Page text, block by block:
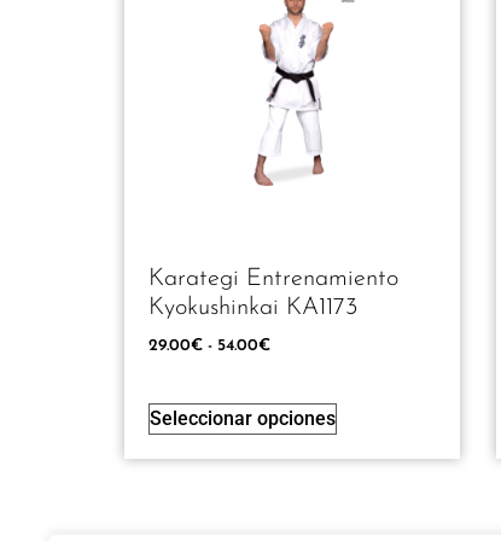
Karategi Entrenamiento
Kyokushinkai KA1173
29.00€ - 54.00€
Seleccionar opciones